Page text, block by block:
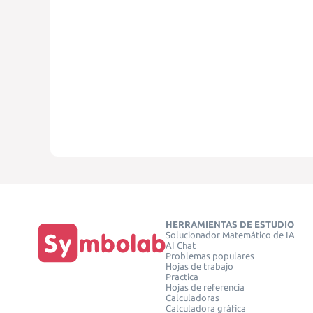
HERRAMIENTAS DE ESTUDIO
Solucionador Matemático de IA
AI Chat
Problemas populares
Hojas de trabajo
Practica
Hojas de referencia
Calculadoras
Calculadora gráfica